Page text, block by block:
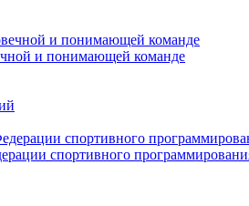
и понимающей команде
спортивного